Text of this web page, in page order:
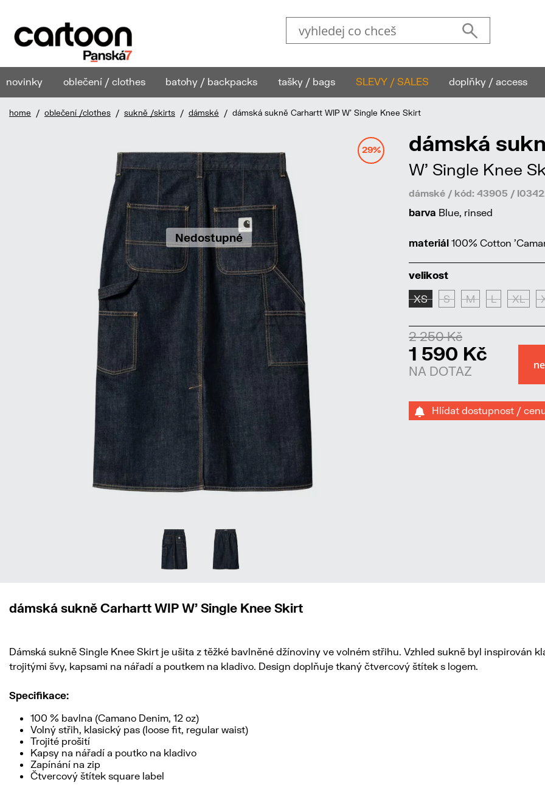
novinky oblečení / clothes batohy / backpacks tašky / bags SLEVY / SALES doplňky / access
home / oblečení /clothes / sukně /skirts / dámské / dámská sukně Carhartt WIP W' Single Knee Skirt
Nedostupné
29% dámská
W' Single Knee
dámské / kód: 43905 /
barva Blue, rinsed
materiál 100% Cotton
velikost
XS S M L XL
2 250 Kč
1 590 Kč
NA DOTAZ
Hlídat dostupnost /
dámská sukně Carhartt WIP W' Single Knee Skirt
Dámská sukně Single Knee Skirt je ušita z těžké bavlněné džínoviny ve volném střihu. Vzhled sukně byl inspirován
trojitými švy, kapsami na nářadí a poutkem na kladivo. Design doplňuje tkaný čtvercový štítek s logem.
Specifikace:
100 % bavlna (Camano Denim, 12 oz)
Volný střih, klasický pas (loose fit, regular waist)
Trojité prošití
Kapsy na nářadí a poutko na kladivo
Zapínání na zip
Čtvercový štítek square label